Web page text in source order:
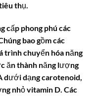
thụ.
cấp phong phú các
bao gồm các
trình chuyển hóa năng
ăn thành năng lượng
dưới dạng carotenoid,
nhỏ vitamin D. Các